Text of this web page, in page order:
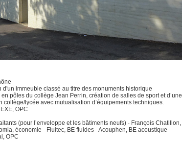
d'un immeuble classé au titre des monuments historique
pôles du collège Jean Perrin, création de salles de sport et d’une
lycée avec mutualisation d’équipements techniques.
OPC
(pour l’enveloppe et les bâtiments neufs) - François Chatillon,
économie - Fluitec, BE fluides - Acouphen, BE acoustique -
OPC